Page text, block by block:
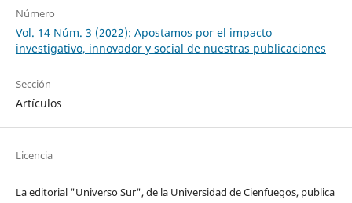
Número
Vol. 14 Núm. 3 (2022): Apostamos por el impacto
investigativo, innovador y social de nuestras publicaciones
Sección
Artículos
Licencia
La editorial "Universo Sur", de la Universidad de Cienfuegos, publica